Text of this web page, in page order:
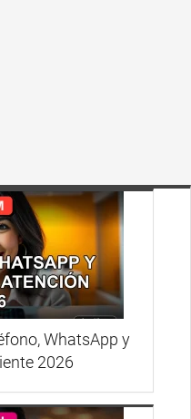
WhatsApp y
2026